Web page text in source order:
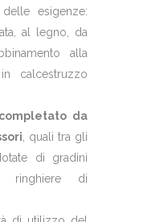
esigenze:
al legno, da
alla
calcestruzzo
da
, quali tra gli
di gradini
ringhiere di